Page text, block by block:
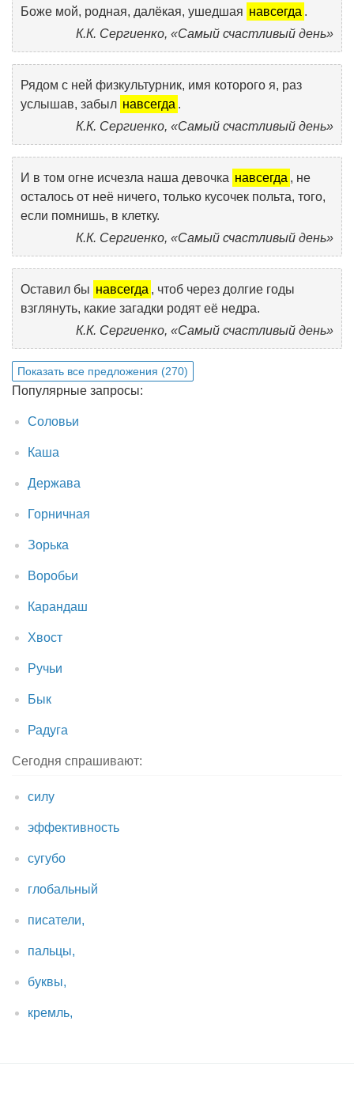
Боже мой, родная, далёкая, ушедшая навсегда .
К.К. Сергиенко, «Самый счастливый день»
Рядом с ней физкультурник, имя которого я, раз
услышав, забыл навсегда .
К.К. Сергиенко, «Самый счастливый день»
И в том огне исчезла наша девочка навсегда , не
осталось от неё ничего, только кусочек польта, того,
если помнишь, в клетку.
К.К. Сергиенко, «Самый счастливый день»
Оставил бы навсегда , чтоб через долгие годы
взглянуть, какие загадки родят её недра.
К.К. Сергиенко, «Самый счастливый день»
Показать все предложения (270)
Популярные запросы:
Соловьи
Каша
Держава
Горничная
Зорька
Воробьи
Карандаш
Хвост
Ручьи
Бык
Радуга
Сегодня спрашивают:
силу
эффективность
сугубо
глобальный
писатели,
пальцы,
буквы,
кремль,